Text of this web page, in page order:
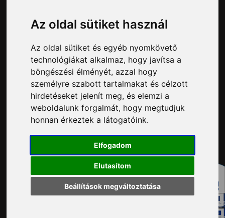
Az oldal sütiket használ
Az oldal sütiket és egyéb nyomkövető
technológiákat alkalmaz, hogy javítsa a
böngészési élményét, azzal hogy
személyre szabott tartalmakat és célzott
hirdetéseket jelenít meg, és elemzi a
weboldalunk forgalmát, hogy megtudjuk
honnan érkeztek a látogatóink.
Elfogadom
Elutasítom
Beállítások megváltoztatása
Adatvédelem
Véleményvonal:
34/515-799
Adatvédelmi tisztviselő elérhetősége:
adatvedelem@ph.tatabanya.hu
Minden jog fenntartva © 2026 Tatabánya